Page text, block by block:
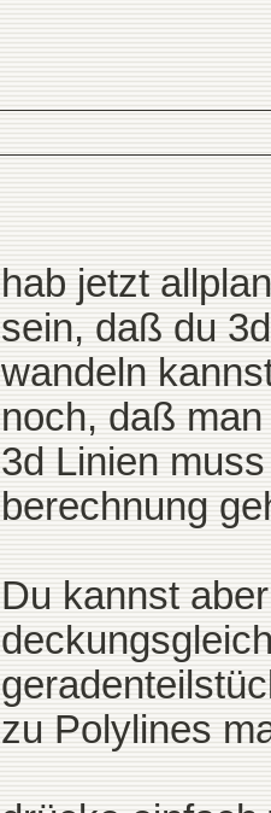
hab jetzt
sein, daß du
wandeln
noch, daß
3d Linien
berechnung
Du kannst
zu Polylines